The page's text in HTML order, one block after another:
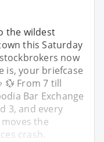
the wildest
this Saturday
now
is, your briefcase
💱 From 7 till
Bar Exchange
3, and every
the
crash.